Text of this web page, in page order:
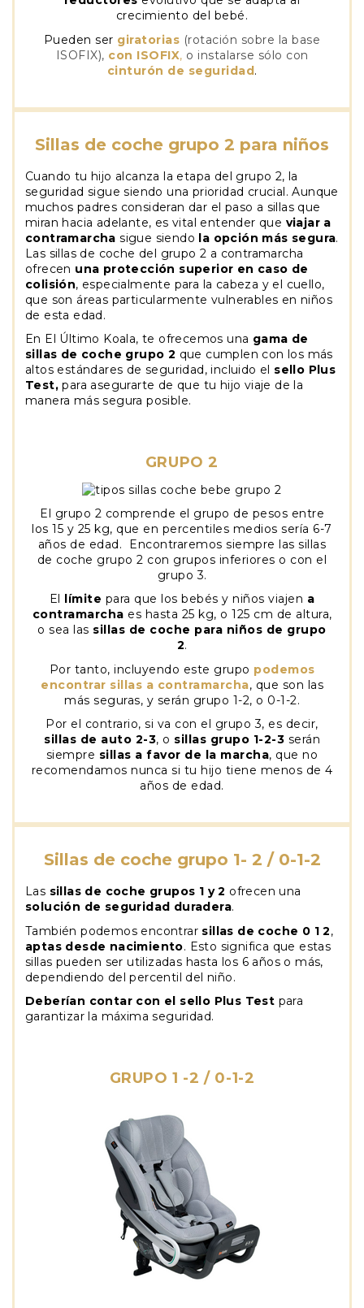
crecimiento del bebé.
Pueden ser giratorias (rotación sobre la base
ISOFIX), con ISOFIX, o instalarse sólo con
cinturón de seguridad.
Sillas de coche grupo 2 para niños
Cuando tu hijo alcanza la etapa del grupo 2, la
seguridad sigue siendo una prioridad crucial. Aunque
muchos padres consideran dar el paso a sillas que
miran hacia adelante, es vital entender que viajar a
contramarcha sigue siendo la opción más segura.
Las sillas de coche del grupo 2 a contramarcha
ofrecen una protección superior en caso de
colisión, especialmente para la cabeza y el cuello,
que son áreas particularmente vulnerables en niños
de esta edad.
En El Último Koala, te ofrecemos una gama de
sillas de coche grupo 2 que cumplen con los más
altos estándares de seguridad, incluido el sello Plus
Test, para asegurarte de que tu hijo viaje de la
manera más segura posible.
GRUPO 2
El grupo 2 comprende el grupo de pesos entre
los 15 y 25 kg, que en percentiles medios sería 6-7
años de edad. Encontraremos siempre las sillas
de coche grupo 2 con grupos inferiores o con el
grupo 3.
El
límite para que los bebés y niños viajen a
contramarcha es hasta 25 kg, o 125 cm de altura,
o sea las sillas de coche para niños de grupo
2.
Por tanto, incluyendo este grupo podemos
encontrar sillas a contramarcha, que son las
más seguras, y serán grupo 1-2, o 0-1-2.
Por el contrario, si va con el grupo 3, es decir,
sillas de auto 2-3, o sillas grupo 1-2-3 serán
siempre sillas a favor de la marcha, que no
recomendamos nunca si tu hijo tiene menos de 4
años de edad.
Sillas de coche grupo 1- 2 / 0-1-2
Las sillas de coche grupos 1 y 2 ofrecen una
solución de seguridad duradera.
También podemos encontrar sillas de coche 0 1 2,
aptas desde nacimiento. Esto significa que estas
sillas pueden ser utilizadas hasta los 6 años o más,
dependiendo del percentil del niño.
Deberían contar con el sello Plus Test para
garantizar la máxima seguridad.
GRUPO 1 -2 / 0-1-2